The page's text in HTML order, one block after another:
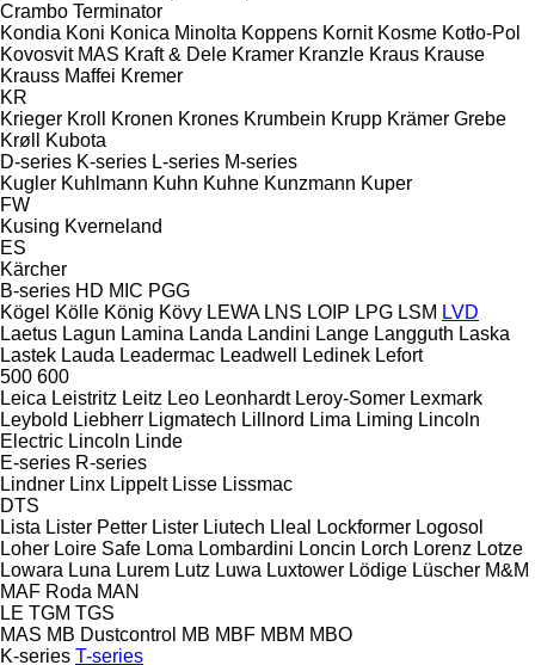
Crambo Terminator
Kondia Koni Konica Minolta Koppens Kornit Kosme Kotło-Pol
Kovosvit MAS Kraft & Dele Kramer Kranzle Kraus Krause
Krauss Maffei Kremer
KR
Krieger Kroll Kronen Krones Krumbein Krupp Krämer Grebe
Krøll
Kubota
D-series K-series L-series M-series
Kugler Kuhlmann Kuhn Kuhne Kunzmann Kuper
FW
Kusing Kverneland
ES
Kärcher
B-series HD MIC PGG
Kögel Kölle König Kövy LEWA LNS LOIP LPG LSM LVD
Laetus Lagun Lamina Landa Landini Lange Langguth Laska
Lastek Lauda Leadermac Leadwell Ledinek Lefort
500 600
Leica Leistritz Leitz Leo Leonhardt Leroy-Somer Lexmark
Leybold Liebherr Ligmatech Lillnord Lima Liming Lincoln
Electric Lincoln Linde
E-series R-series
Lindner Linx Lippelt Lisse Lissmac
DTS
Lista Lister Petter Lister Liutech Lleal Lockformer Logosol
Loher Loire Safe Loma Lombardini Loncin Lorch Lorenz Lotze
Lowara Luna Lurem Lutz Luwa Luxtower Lödige Lüscher M&M
MAF Roda MAN
LE TGM TGS
MAS MB Dustcontrol MB MBF MBM MBO
K-series T-series